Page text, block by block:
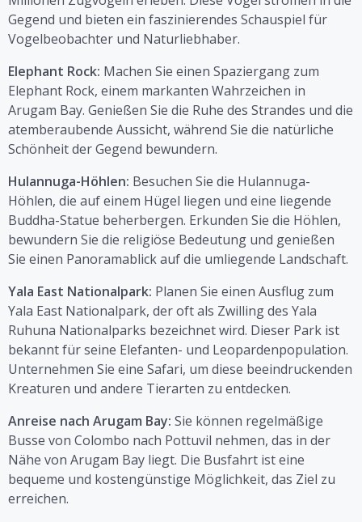
Gegend und bieten ein faszinierendes Schauspiel für
Vogelbeobachter und Naturliebhaber.
Elephant Rock: Machen Sie einen Spaziergang zum
Elephant Rock, einem markanten Wahrzeichen in
Arugam Bay. Genießen Sie die Ruhe des Strandes und die
atemberaubende Aussicht, während Sie die natürliche
Schönheit der Gegend bewundern.
Hulannuga-Höhlen: Besuchen Sie die Hulannuga-
Höhlen, die auf einem Hügel liegen und eine liegende
Buddha-Statue beherbergen. Erkunden Sie die Höhlen,
bewundern Sie die religiöse Bedeutung und genießen
Sie einen Panoramablick auf die umliegende Landschaft.
Yala East Nationalpark: Planen Sie einen Ausflug zum
Yala East Nationalpark, der oft als Zwilling des Yala
Ruhuna Nationalparks bezeichnet wird. Dieser Park ist
bekannt für seine Elefanten- und Leopardenpopulation.
Unternehmen Sie eine Safari, um diese beeindruckenden
Kreaturen und andere Tierarten zu entdecken.
Anreise nach Arugam Bay: Sie können regelmäßige
Busse von Colombo nach Pottuvil nehmen, das in der
Nähe von Arugam Bay liegt. Die Busfahrt ist eine
bequeme und kostengünstige Möglichkeit, das Ziel zu
erreichen.